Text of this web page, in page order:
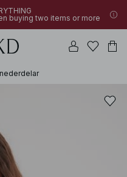
buying two items or more